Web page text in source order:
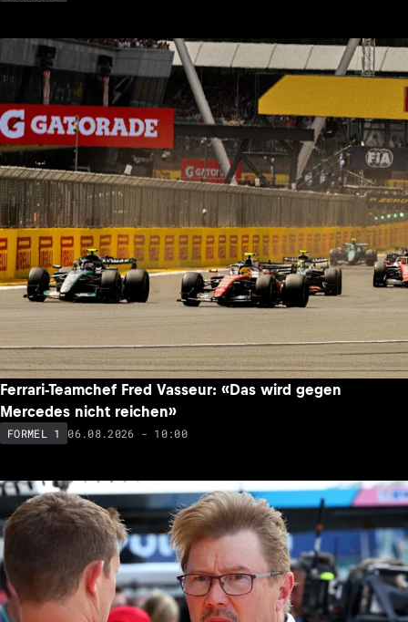
Ferrari-Teamchef Fred Vasseur: «Das wird gegen
Mercedes nicht reichen»
FORMEL 1 06.08.2026 - 10:00